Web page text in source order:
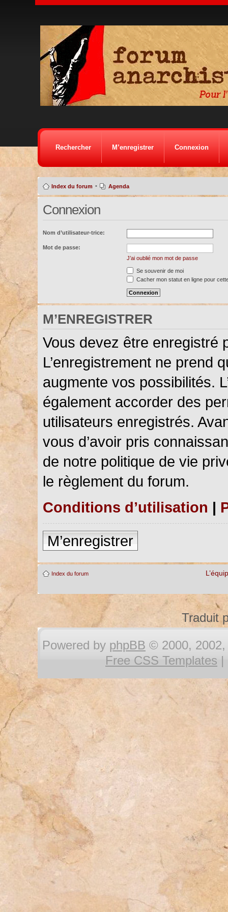
Rechercher M’enregistrer Connexion
Index du forum • Agenda
Connexion
Nom d’utilisateur-trice:
Mot de passe:
J’ai oublié mon mot de passe
Se souvenir de moi
Cacher mon statut en ligne pour
M’ENREGISTRER
Vous devez être enregistré
L’enregistrement ne prend
augmente vos possibilités.
également accorder des
utilisateurs enregistrés.
vous d’avoir pris
de notre politique de vie
le règlement du forum.
Conditions d’utilisation |
M’enregistrer
Index du forum
Traduit
Powered by phpBB © 2000, 2002,
Free CSS Templates |